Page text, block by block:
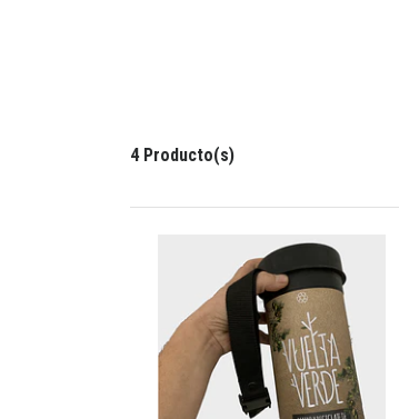
4 Producto(s)